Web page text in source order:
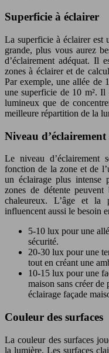
Superficie à éclairer
La superficie à éclairer est
grande, plus vous aurez
d’éclairement adéquat. Il
zones à éclairer et de
Par exemple, une allée de
une superficie de 10 m².
lumineux que de
meilleure répartition de la
Niveau
Le niveau d’éclairement
fonction de la zone et de
un éclairage plus intense
zones de détente
chaleureux. L’âge et la
influencent aussi le besoin
5-10 lux pour une
sécurité.
20-30 lux pour une
tout en créant une
10-15 lux pour une
maison sans créer
éclairage façade
Couleur des surfaces
La couleur des surfaces
la lumière. Les surfaces